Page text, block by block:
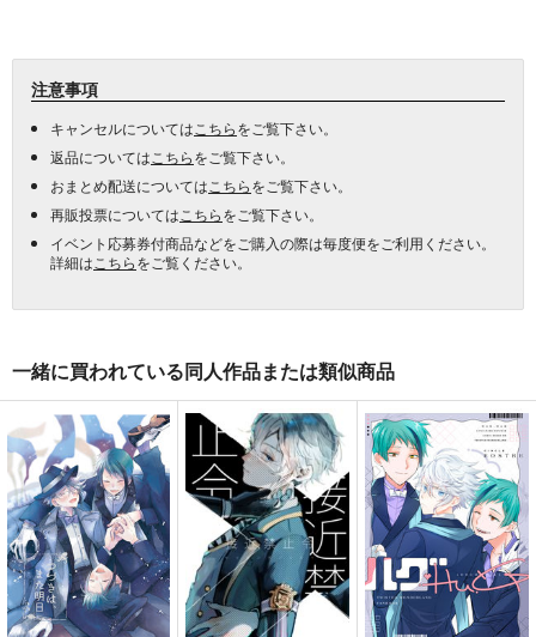
注意事項
キャンセルについては こちらをご覧下さい。
返品については こちらをご覧下さい。
おまとめ配送については こちらをご覧下さい。
再販投票については こちらをご覧下さい。
イベント応募券付商品などをご購入の際は毎度便をご利用ください。
詳細は こちらをご覧ください。
一緒に買われている同人作品または類似商品